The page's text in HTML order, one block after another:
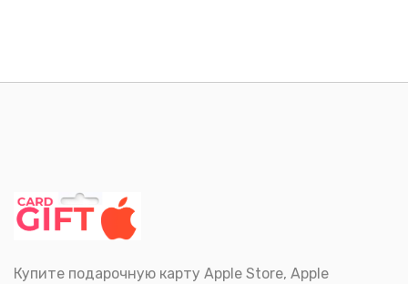
Купите подарочную карту Apple Store, Apple